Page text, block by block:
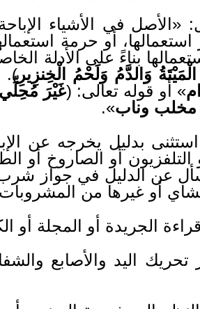
«الأصل في الأشياء
أو حرمة
بناءً على الأدلة
وَالدَّمُ وَلَحْمُ الْخِنزِيرِ).
» أو قوله تعالى: (غَيْرَ
وناب».
بدليل يخرجه عن
أو الصاروخ أو
عن الدليل في جواز
أو غيرها من
الجريدة أو المجلة أو
اليد والأصابع